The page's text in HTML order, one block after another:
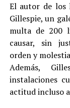
El autor de los
Gillespie, un
multa de 200
causar, sin
orden y
Además,
instalaciones
actitud incluso